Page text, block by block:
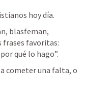
hoy día.
blasfeman,
frases favoritas:
qué lo hago”.
cometer una falta, o